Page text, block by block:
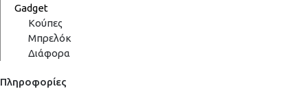
Gadget
Κούπες
Μπρελόκ
Διάφορα
Πληροφορίες